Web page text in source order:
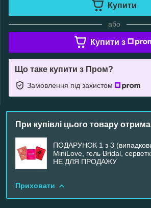
Купити
або
Купити з
Що таке купити з Пром?
Замовлення під захистом
При купівлі цього товару
ПОДАРУНОК 1 з 3
MiniLove, гель Bridal,
НЕ ДЛЯ ПРОДАЖУ
Приховати